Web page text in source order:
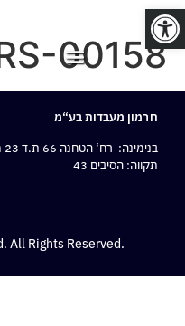
פתח סרגל נגישות
00158
חרמון מעבדות בע“מ
בנימינה: רח‘ הטחנה 66 ת.ד 23 מיקוד 3055001,
תקווה: הסיבים 43
All Rights Reserved.